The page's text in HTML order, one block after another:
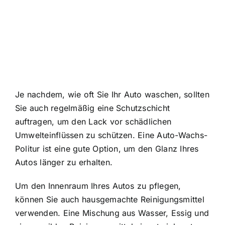
Je nachdem, wie oft Sie Ihr Auto waschen, sollten
Sie auch regelmäßig eine Schutzschicht
auftragen, um den Lack vor schädlichen
Umwelteinflüssen zu schützen. Eine Auto-Wachs-
Politur ist eine gute Option, um den Glanz Ihres
Autos länger zu erhalten.
Um den Innenraum Ihres Autos zu pflegen,
können Sie auch hausgemachte Reinigungsmittel
verwenden. Eine Mischung aus Wasser, Essig und